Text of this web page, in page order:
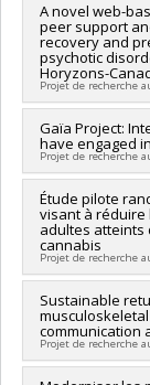
Brassard,
Paquette,
Hébert,
Natacha
,Claudia Savard
Morel, Alexa
Sources de
Québec -
Programmes
Chercheur
Sources de
Programmes
A novel web-
peer support
recovery and
psychotic
Horyzons-
Projet de recherche
Chercheur
Co-chercheurs :
Lepage
Sources de
santé du
Programmes
Projet
Gaïa Project:
have engaged
Projet de recherche
Chercheur
Co-chercheurs :
Sources de
sciences
Programmes
Étude pilote
visant à réduire
adultes atteints
cannabis
Projet de recherche
Chercheur
Sources de
l'Université de
Programmes
Sustainable
communication
Projet de recherche